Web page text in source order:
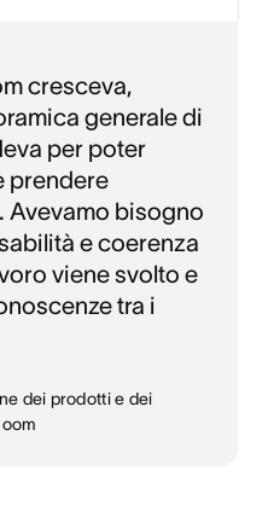
cresceva,
generale di
per poter
prendere
Avevamo bisogno
e coerenza
viene svolto e
tra i
dei prodotti e dei